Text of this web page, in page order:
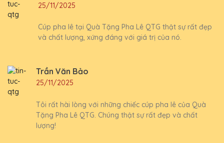
25/11/2025
Cúp pha lê tại Quà Tặng Pha Lê QTG thật sự rất đẹp
và chất lượng, xứng đáng với giá trị của nó.
Trần Văn Bảo
25/11/2025
Tôi rất hài lòng với những chiếc cúp pha lê của Quà
Tặng Pha Lê QTG. Chúng thật sự rất đẹp và chất
lượng!